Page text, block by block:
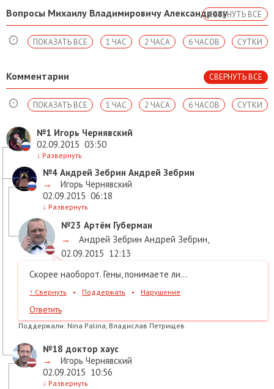
Вопросы Михаилу Владимировичу АлександровуСВЕРНУТЬ ВСЕ
СУТКИ
6 ЧАСОВ
2 ЧАСА
1 ЧАС
ПОКАЗАТЬ ВСЕ
Комментарии СВЕРНУТЬ ВСЕ
СУТКИ
6 ЧАСОВ
2 ЧАСА
1 ЧАС
ПОКАЗАТЬ ВСЕ
№1 Игорь Чернявский
02.09.2015 03:50
↓ Развернуть
№4 Андрей Зебрин Андрей Зебрин
→
Игорь Чернявский
02.09.2015 06:18
↓ Развернуть
№23 Артём Губерман
→
Андрей Зебрин Андрей Зебрин,
02.09.2015 12:13
Скорее наоборот. Гены, понимаете ли...
↑ Свернуть • Поддержать • Нарушение
Ответить
Поддержали: Nina Palina, Владислав Петрищев
№18 доктор хаус
→
Игорь Чернявский
02.09.2015 10:56
↓ Развернуть